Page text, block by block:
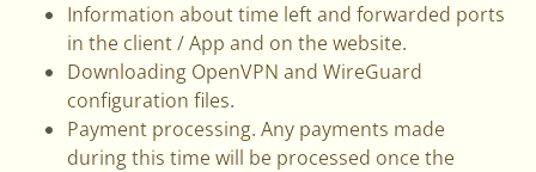
Information about time left and forwarded ports
in the client / App and on the website.
Downloading OpenVPN and WireGuard
configuration files.
Payment processing. Any payments made
during this time will be processed once the